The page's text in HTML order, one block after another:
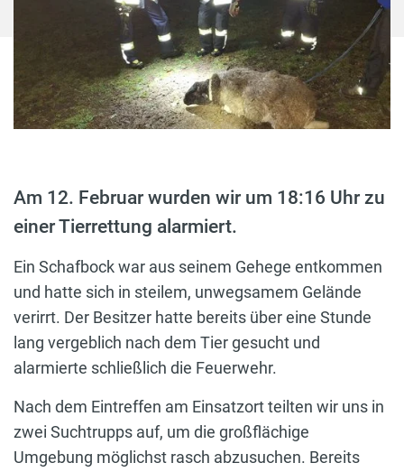
Am 12. Februar wurden wir um 18:16 Uhr zu
einer Tierrettung alarmiert.
Ein Schafbock war aus seinem Gehege entkommen
und hatte sich in steilem, unwegsamem Gelände
verirrt. Der Besitzer hatte bereits über eine Stunde
lang vergeblich nach dem Tier gesucht und
alarmierte schließlich die Feuerwehr.
Nach dem Eintreffen am Einsatzort teilten wir uns in
zwei Suchtrupps auf, um die großflächige
Umgebung möglichst rasch abzusuchen. Bereits